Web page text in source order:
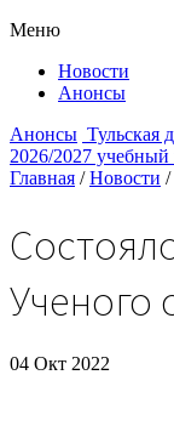
Меню
Новости
Анонсы
Анонсы Тульская
2026/2027 учебный
Главная / Новости /
Ученого
04 Окт 2022